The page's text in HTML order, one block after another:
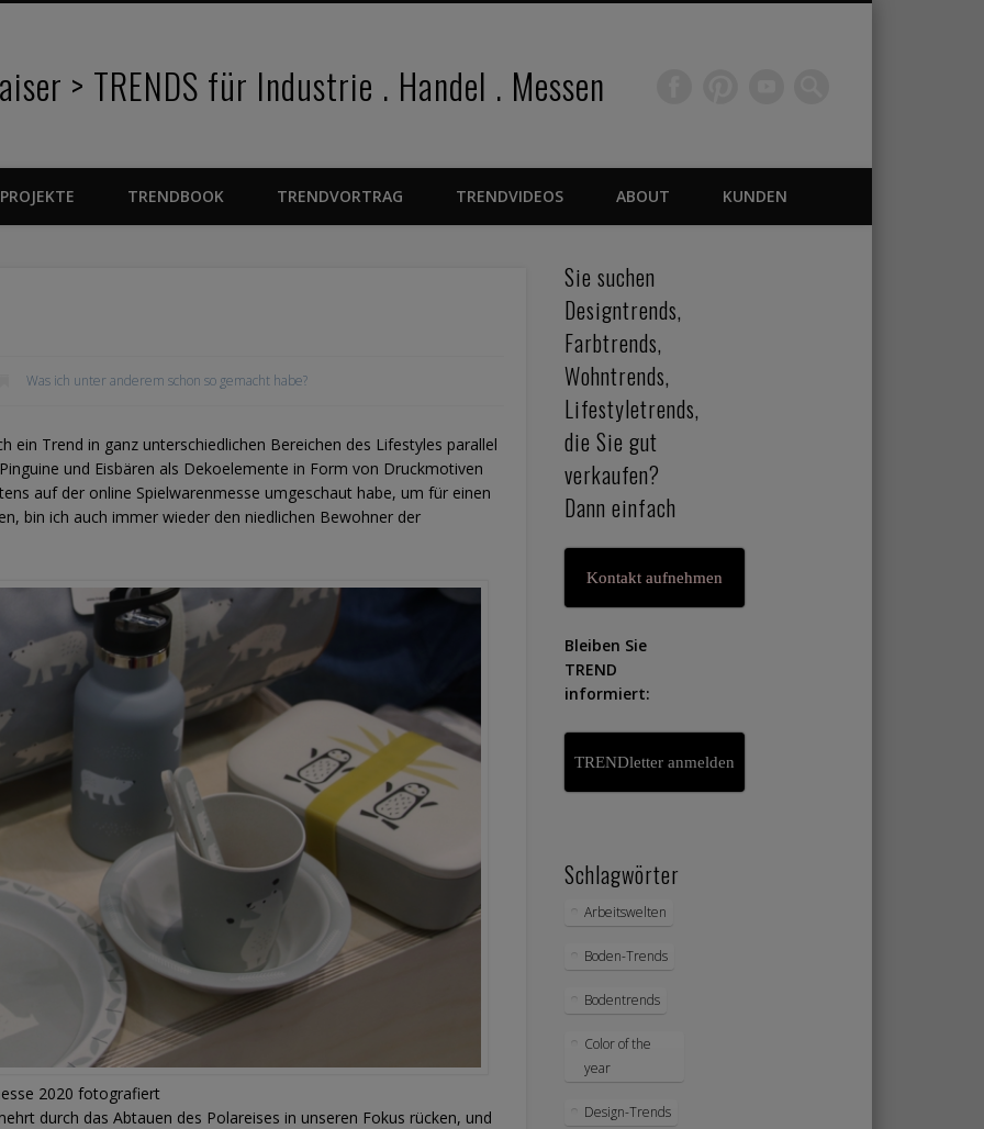
> TRENDS für Industrie . Handel . Messen
TRENDBOOK TRENDVORTRAG TRENDVIDEOS ABOUT KUNDEN
Was ich unter anderem schon so gemacht habe?
ein Trend in ganz unterschiedlichen Bereichen des Lifestyles parallel
und Eisbären als Dekoelemente in Form von Druckmotiven
auf der online Spielwarenmesse umgeschaut habe, um für einen
bin ich auch immer wieder den niedlichen Bewohner der
2020 fotografiert
durch das Abtauen des Polareises in unseren Fokus rücken, und
Sie suchen
Designtrends,
Farbtrends,
Wohntrends,
Lifestyletrends,
die Sie gut
verkaufen?
Dann einfach
Kontakt aufnehmen
Bleiben Sie
TREND
informiert:
TRENDletter anmelden
Schlagwörter
Arbeitswelten
Boden-Trends
Bodentrends
Color of the
year
Design-Trends